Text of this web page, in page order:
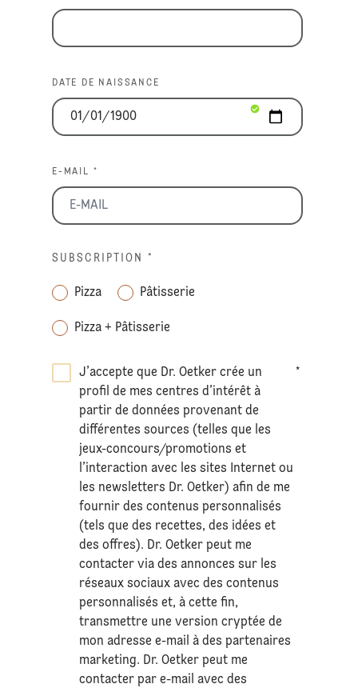
DATE DE NAISSANCE
E-MAIL *
SUBSCRIPTION *
Pizza Pâtisserie
Pizza + Pâtisserie
J’accepte que Dr. Oetker crée un
profil de mes centres d’intérêt à
partir de données provenant de
différentes sources (telles que les
jeux-concours/promotions et
l’interaction avec les sites Internet ou
les newsletters Dr. Oetker) afin de me
fournir des contenus personnalisés
(tels que des recettes, des idées et
des offres). Dr. Oetker peut me
contacter via des annonces sur les
réseaux sociaux avec des contenus
personnalisés et, à cette fin,
transmettre une version cryptée de
mon adresse e-mail à des partenaires
marketing. Dr. Oetker peut me
contacter par e-mail avec des
*